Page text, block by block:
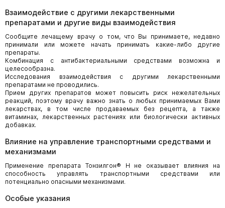
Взаимодействие с другими лекарственными
препаратами и другие виды взаимодействия
Сообщите лечащему врачу о том, что Вы принимаете, недавно
принимали или можете начать принимать какие-либо другие
препараты.
Комбинация с антибактериальными средствами возможна и
целесообразна.
Исследования взаимодействия с другими лекарственными
препаратами не проводились.
Прием других препаратов может повысить риск нежелательных
реакций, поэтому врачу важно знать о любых принимаемых Вами
лекарствах, в том числе продаваемых без рецепта, а также
витаминах, лекарственных растениях или биологически активных
добавках.
Влияние на управление транспортными средствами и
механизмами
Применение препарата Тонзилгон® Н не оказывает влияния на
способность управлять транспортными средствами или
потенциально опасными механизмами.
Особые указания